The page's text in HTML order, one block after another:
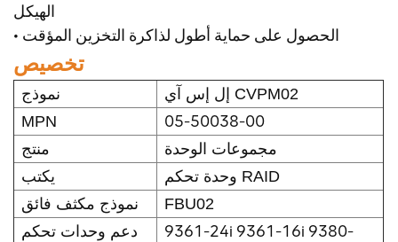
الهيكل
• الحصول على حماية أطول لذاكرة التخزين المؤقت
تخصيص
نموذج
إل إس آي CVPM02
MPN
05-50038-00
منتج
مجموعات الوحدة
يكتب
وحدة تحكم RAID
نموذج مكثف فائق
FBU02
دعم وحدات تحكم
9361-24i 9361-16i 9380-